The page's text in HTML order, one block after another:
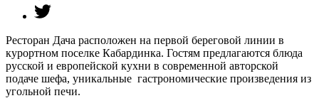
Ресторан Дача расположен на первой береговой линии в
курортном поселке Кабардинка. Гостям предлагаются блюда
русской и европейской кухни в современной авторской
подаче шефа, уникальные гастрономические произведения из
угольной печи.